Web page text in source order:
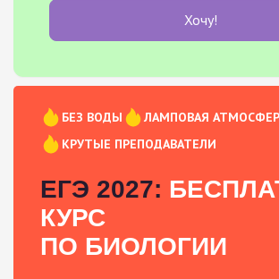
Хочу!
БЕЗ ВОДЫ
ЛАМПОВАЯ
КРУТЫЕ ПРЕПОДАВАТЕЛИ
ЕГЭ 2027:
КУРС
ПО БИОЛОГИИ